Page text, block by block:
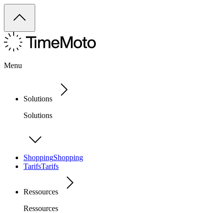
Menu
Solutions
Solutions
ShoppingShopping
TarifsTarifs
Ressources
Ressources